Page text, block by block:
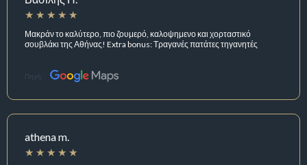
Μακράν το καλύτερο, πιο ζουμερό, καλοψημενο και χορταστικό
σουβλάκι της Αθήνας! Extra bonus: Τραγανές πατάτες τηγανητές
Πηγή:
athena m.